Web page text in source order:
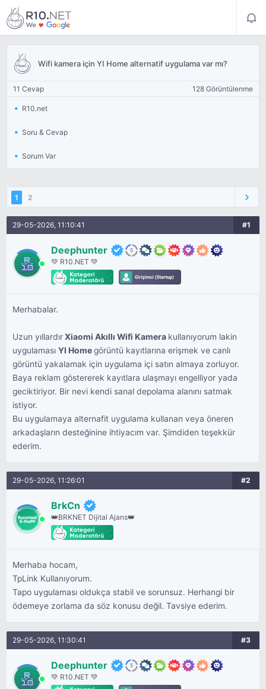
Wifi kamera için YI Home alternatif uygulama var mı?
11 Cevap 128 Görüntülenme
R10.net
Soru & Cevap
Sorum Var
1 2
29-05-2026, 11:10:41 #1
Deephunter
💚 R10.NET 💚
Merhabalar.
Uzun yıllardırXiaomi Akıllı Wifi Kamera kullanıyorum lakin
uygulamasıYI Homegörüntü kayıtlarına erişmek ve canlı
görüntü yakalamak için uygulama içi satın almaya zorluyor.
Baya reklam göstererek kayıtlara ulaşmayı engelliyor yada
geciktiriyor. Bir nevi kendi sanal depolama alanını satmak
istiyor.
Bu uygulamaya alternafit uygulama kullanan veya öneren
arkadaşların desteğinine ihtiyacım var. Şimdiden teşekkür
ederim.
29-05-2026, 11:26:01 #2
BrkCn
👑BRKNET Dijital Ajans👑
Merhaba hocam,
TpLink Kullanıyorum.
Tapo uygulaması oldukça stabil ve sorunsuz. Herhangi bir
ödemeye zorlama da söz konusu değil. Tavsiye ederim.
29-05-2026, 11:30:41 #3
Deephunter
💚 R10.NET 💚